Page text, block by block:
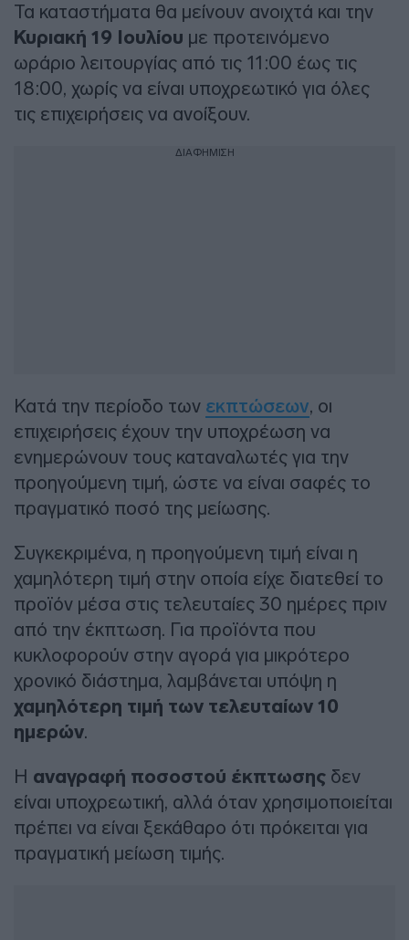
Τα καταστήματα θα μείνουν ανοιχτά και την
Κυριακή 19 Ιουλίου με προτεινόμενο
ωράριο λειτουργίας από τις 11:00 έως τις
18:00, χωρίς να είναι υποχρεωτικό για όλες
τις επιχειρήσεις να ανοίξουν.
ΔΙΑΦΗΜΙΣΗ
Κατά την περίοδο των εκπτώσεων, οι
επιχειρήσεις έχουν την υποχρέωση να
ενημερώνουν τους καταναλωτές για την
προηγούμενη τιμή, ώστε να είναι σαφές το
πραγματικό ποσό της μείωσης.
Συγκεκριμένα, η προηγούμενη τιμή είναι η
χαμηλότερη τιμή στην οποία είχε διατεθεί το
προϊόν μέσα στις τελευταίες 30 ημέρες πριν
από την έκπτωση. Για προϊόντα που
κυκλοφορούν στην αγορά για μικρότερο
χρονικό διάστημα, λαμβάνεται υπόψη η
χαμηλότερη τιμή των τελευταίων 10
ημερών.
Η αναγραφή ποσοστού έκπτωσης δεν
είναι υποχρεωτική, αλλά όταν χρησιμοποιείται
πρέπει να είναι ξεκάθαρο ότι πρόκειται για
πραγματική μείωση τιμής.